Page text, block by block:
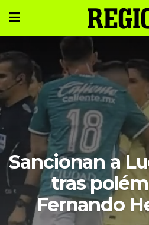
Sancionan a
tras
Fernando